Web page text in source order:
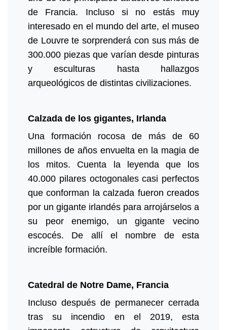
de Francia. Incluso si no estás muy
interesado en el mundo del arte, el museo
de Louvre te sorprenderá con sus más de
300.000 piezas que varían desde pinturas
y esculturas hasta hallazgos
arqueológicos de distintas civilizaciones.
Calzada de los gigantes, Irlanda
Una formación rocosa de más de 60
millones de años envuelta en la magia de
los mitos. Cuenta la leyenda que los
40.000 pilares octogonales casi perfectos
que conforman la calzada fueron creados
por un gigante irlandés para arrojárselos a
su peor enemigo, un gigante vecino
escocés. De allí el nombre de esta
increíble formación.
Catedral de Notre Dame, Francia
Incluso después de permanecer cerrada
tras su incendio en el 2019, esta